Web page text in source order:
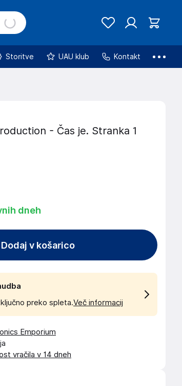
Storitve UAU klub Kontakt
- Čas je. Stranka 1
dneh
Dodaj v košarico
preko spleta.Več informacij
Emporium
vračila v 14 dneh